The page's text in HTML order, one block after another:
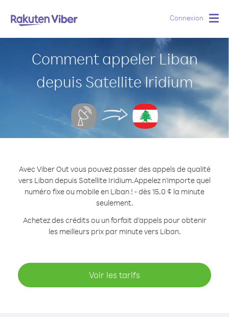
Connexion
Comment appeler Liban
depuis Satellite Iridium
Avec Viber Out vous pouvez passer des appels de qualité
vers Liban depuis Satellite Iridium.Appelez n'importe quel
numéro fixe ou mobile en Liban ! - dès 15.0 ¢ la minute
seulement.
Achetez des crédits ou un forfait d’appels pour obtenir
les meilleurs prix par minute vers Liban.
Voir les tarifs